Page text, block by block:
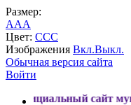
Размер:
AAA
Цвет: CCC
Изображения Вкл.Выкл.
Обычная версия сайта
Войти
сайт